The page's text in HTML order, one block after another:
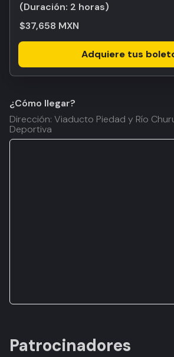
(Duración: 2 horas)
$37,658 MXN
Adquiere tus
¿Cómo llegar?
Dirección: Viaducto Piedad y Río
Deportiva
Patrocinadores